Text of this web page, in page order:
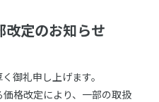
定のお知らせ
御礼申し上げます。
格改定により、一部の取扱